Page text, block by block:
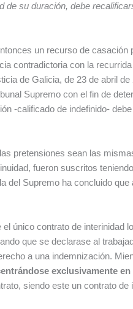
de su duración, debe
un recurso de casación
contradictoria con la
de Galicia, de 23 de abril
Supremo con el fin de
-calificado de indefinido-
pretensiones sean las
fueron suscritos
del Supremo ha concluido que
único contrato de interinidad
que se declarase al
a una indemnización.
exclusivamente
siendo este un contrato de